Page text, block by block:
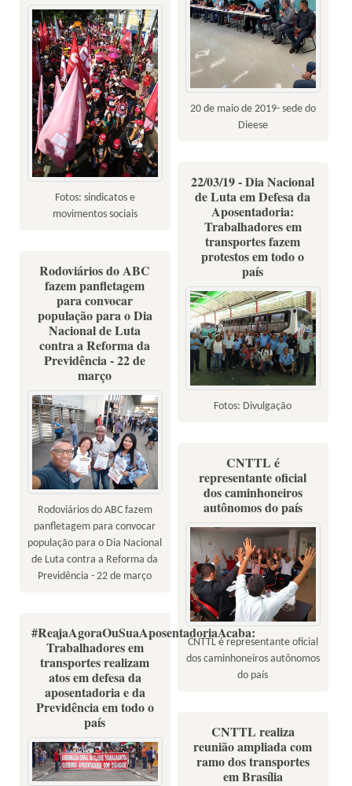
20 de maio de 2019- sede do
Dieese
Fotos: sindicatos e
movimentos sociais
22/03/19 - Dia Nacional
de Luta em Defesa da
Aposentadoria:
Trabalhadores em
transportes fazem
protestos em todo o
país
Fotos: Divulgação
Rodoviários do ABC
fazem panfletagem
para convocar
população para o Dia
Nacional de Luta
contra a Reforma da
Previdência - 22 de
março
Rodoviários do ABC fazem
panfletagem para convocar
população para o Dia Nacional
de Luta contra a Reforma da
Previdência - 22 de março
CNTTL é
representante oficial
dos caminhoneiros
autônomos do país
CNTTL é representante oficial
dos caminhoneiros autônomos
do país
#ReajaAgoraOuSuaAposentadoriaAcaba:
Trabalhadores em
transportes realizam
atos em defesa da
aposentadoria e da
Previdência em todo o
país
CNTTL realiza
reunião ampliada com
ramo dos transportes
em Brasília